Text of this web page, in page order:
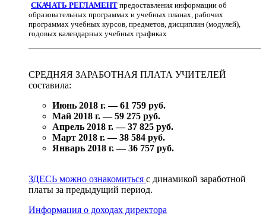
СКАЧАТЬ РЕГЛАМЕНТ предоставления информации об
образовательных программах и учебных планах, рабочих
программах учебных курсов, предметов, дисциплин (модулей),
годовых календарных учебных графиках
СРЕДНЯЯ ЗАРАБОТНАЯ ПЛАТА УЧИТЕЛЕЙ
составила:
Июнь 2018 г. — 61 759 руб.
Май 2018 г. — 59 275 руб.
Апрель 2018 г. — 37 825 руб.
Март 2018 г. — 38 584 руб.
Январь 2018 г. — 36 757 руб.
ЗДЕСЬ можно ознакомиться с динамикой заработной
платы за предыдущий период.
Информация о доходах директора